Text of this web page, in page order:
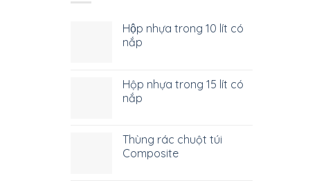
Hộp nhựa trong 10 lít có
nắp
Hộp nhựa trong 15 lít có
nắp
Thùng rác chuột túi
Composite